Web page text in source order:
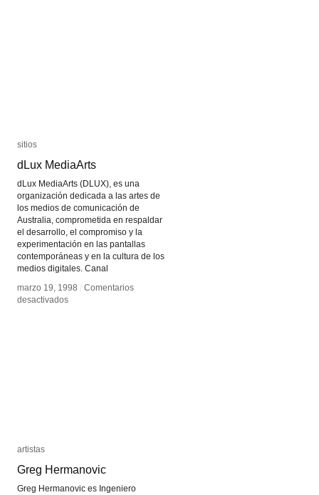
sitios
dLux MediaArts
dLux MediaArts (DLUX), es una
organización dedicada a las artes de
los medios de comunicación de
Australia, comprometida en respaldar
el desarrollo, el compromiso y la
experimentación en las pantallas
contemporáneas y en la cultura de los
medios digitales. Canal
marzo 19, 1998 / Comentarios
desactivadosen
sitios
dLux MediaArts
marzo 19, 1998 / Comentarios
desactivadosen
artistas
Greg Hermanovic
Greg Hermanovic es Ingeniero
artistas
Greg Hermanovic